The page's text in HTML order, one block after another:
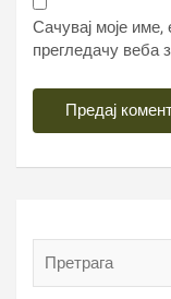
Сачувај моје
прегледачу веба